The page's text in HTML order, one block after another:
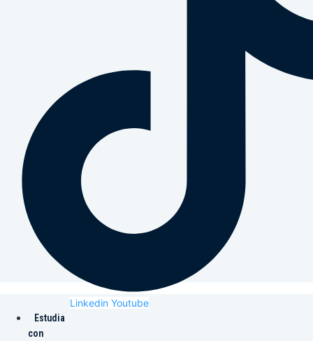
Linkedin Youtube
Estudia
con